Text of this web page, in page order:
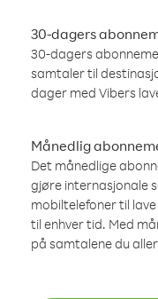
30-dagers
30-dagers
samtaler til
dager med Vibers
Månedlig
Det månedlige
gjøre internasjonale
mobiltelefoner til
til enhver tid. Med
på samtalene du